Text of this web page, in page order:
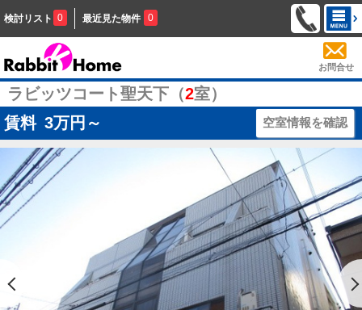
検討リスト 0 最近見た物件 0
お問合せ
ラビッツコート聖天下（2室）
賃料 3万円～ 空室情報を確認